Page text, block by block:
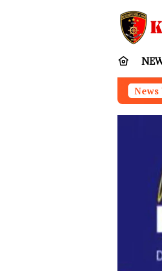
News
Polres